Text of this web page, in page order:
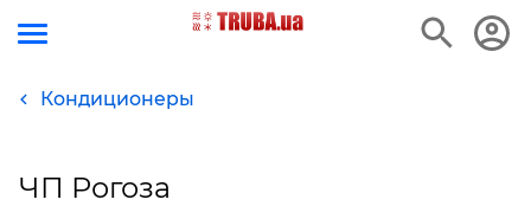
Кондиционеры
ЧП Рогоза